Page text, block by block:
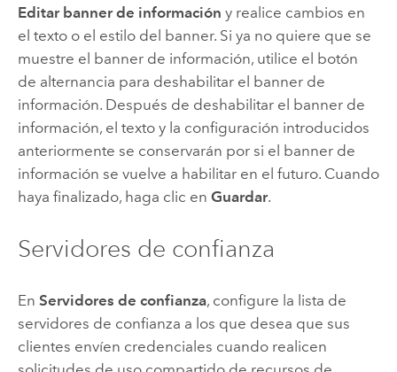
Editar banner de información y realice cambios en
el texto o el estilo del banner. Si ya no quiere que se
muestre el banner de información, utilice el botón
de alternancia para deshabilitar el banner de
información. Después de deshabilitar el banner de
información, el texto y la configuración introducidos
anteriormente se conservarán por si el banner de
información se vuelve a habilitar en el futuro. Cuando
haya finalizado, haga clic en Guardar.
Servidores de confianza
En Servidores de confianza, configure la lista de
servidores de confianza a los que desea que sus
clientes envíen credenciales cuando realicen